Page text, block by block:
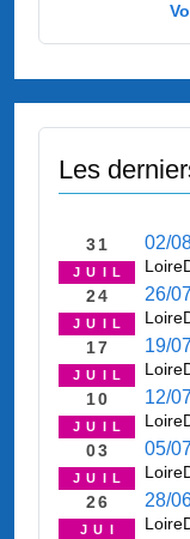
Les
31
JUIL
24
JUIL
17
JUIL
10
JUIL
03
JUIL
26
JUI